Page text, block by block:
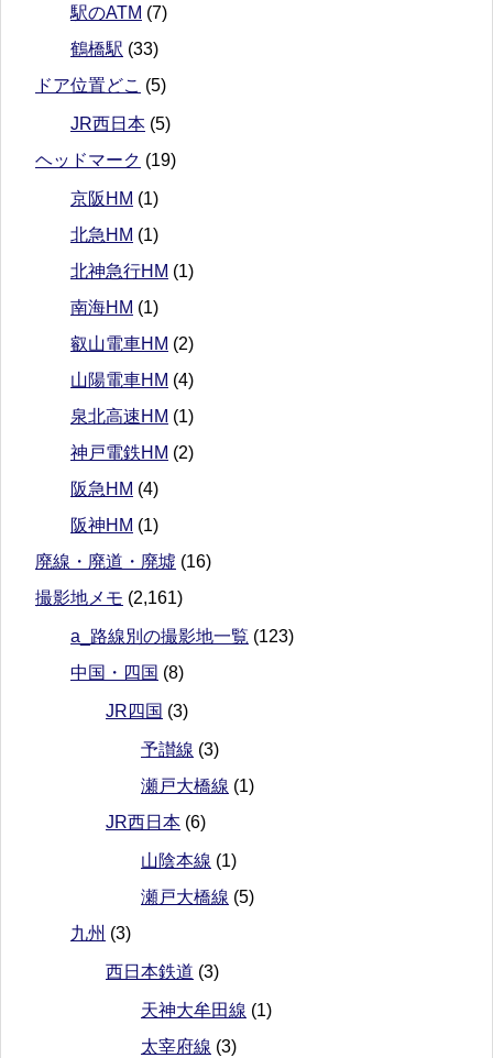
駅のATM (7)
鶴橋駅 (33)
ドア位置どこ (5)
JR西日本 (5)
ヘッドマーク (19)
京阪HM (1)
北急HM (1)
北神急行HM (1)
南海HM (1)
叡山電車HM (2)
山陽電車HM (4)
泉北高速HM (1)
神戸電鉄HM (2)
阪急HM (4)
阪神HM (1)
廃線・廃道・廃墟 (16)
撮影地メモ (2,161)
a_路線別の撮影地一覧 (123)
中国・四国 (8)
JR四国 (3)
予讃線 (3)
瀬戸大橋線 (1)
JR西日本 (6)
山陰本線 (1)
瀬戸大橋線 (5)
九州 (3)
西日本鉄道 (3)
天神大牟田線 (1)
太宰府線 (3)